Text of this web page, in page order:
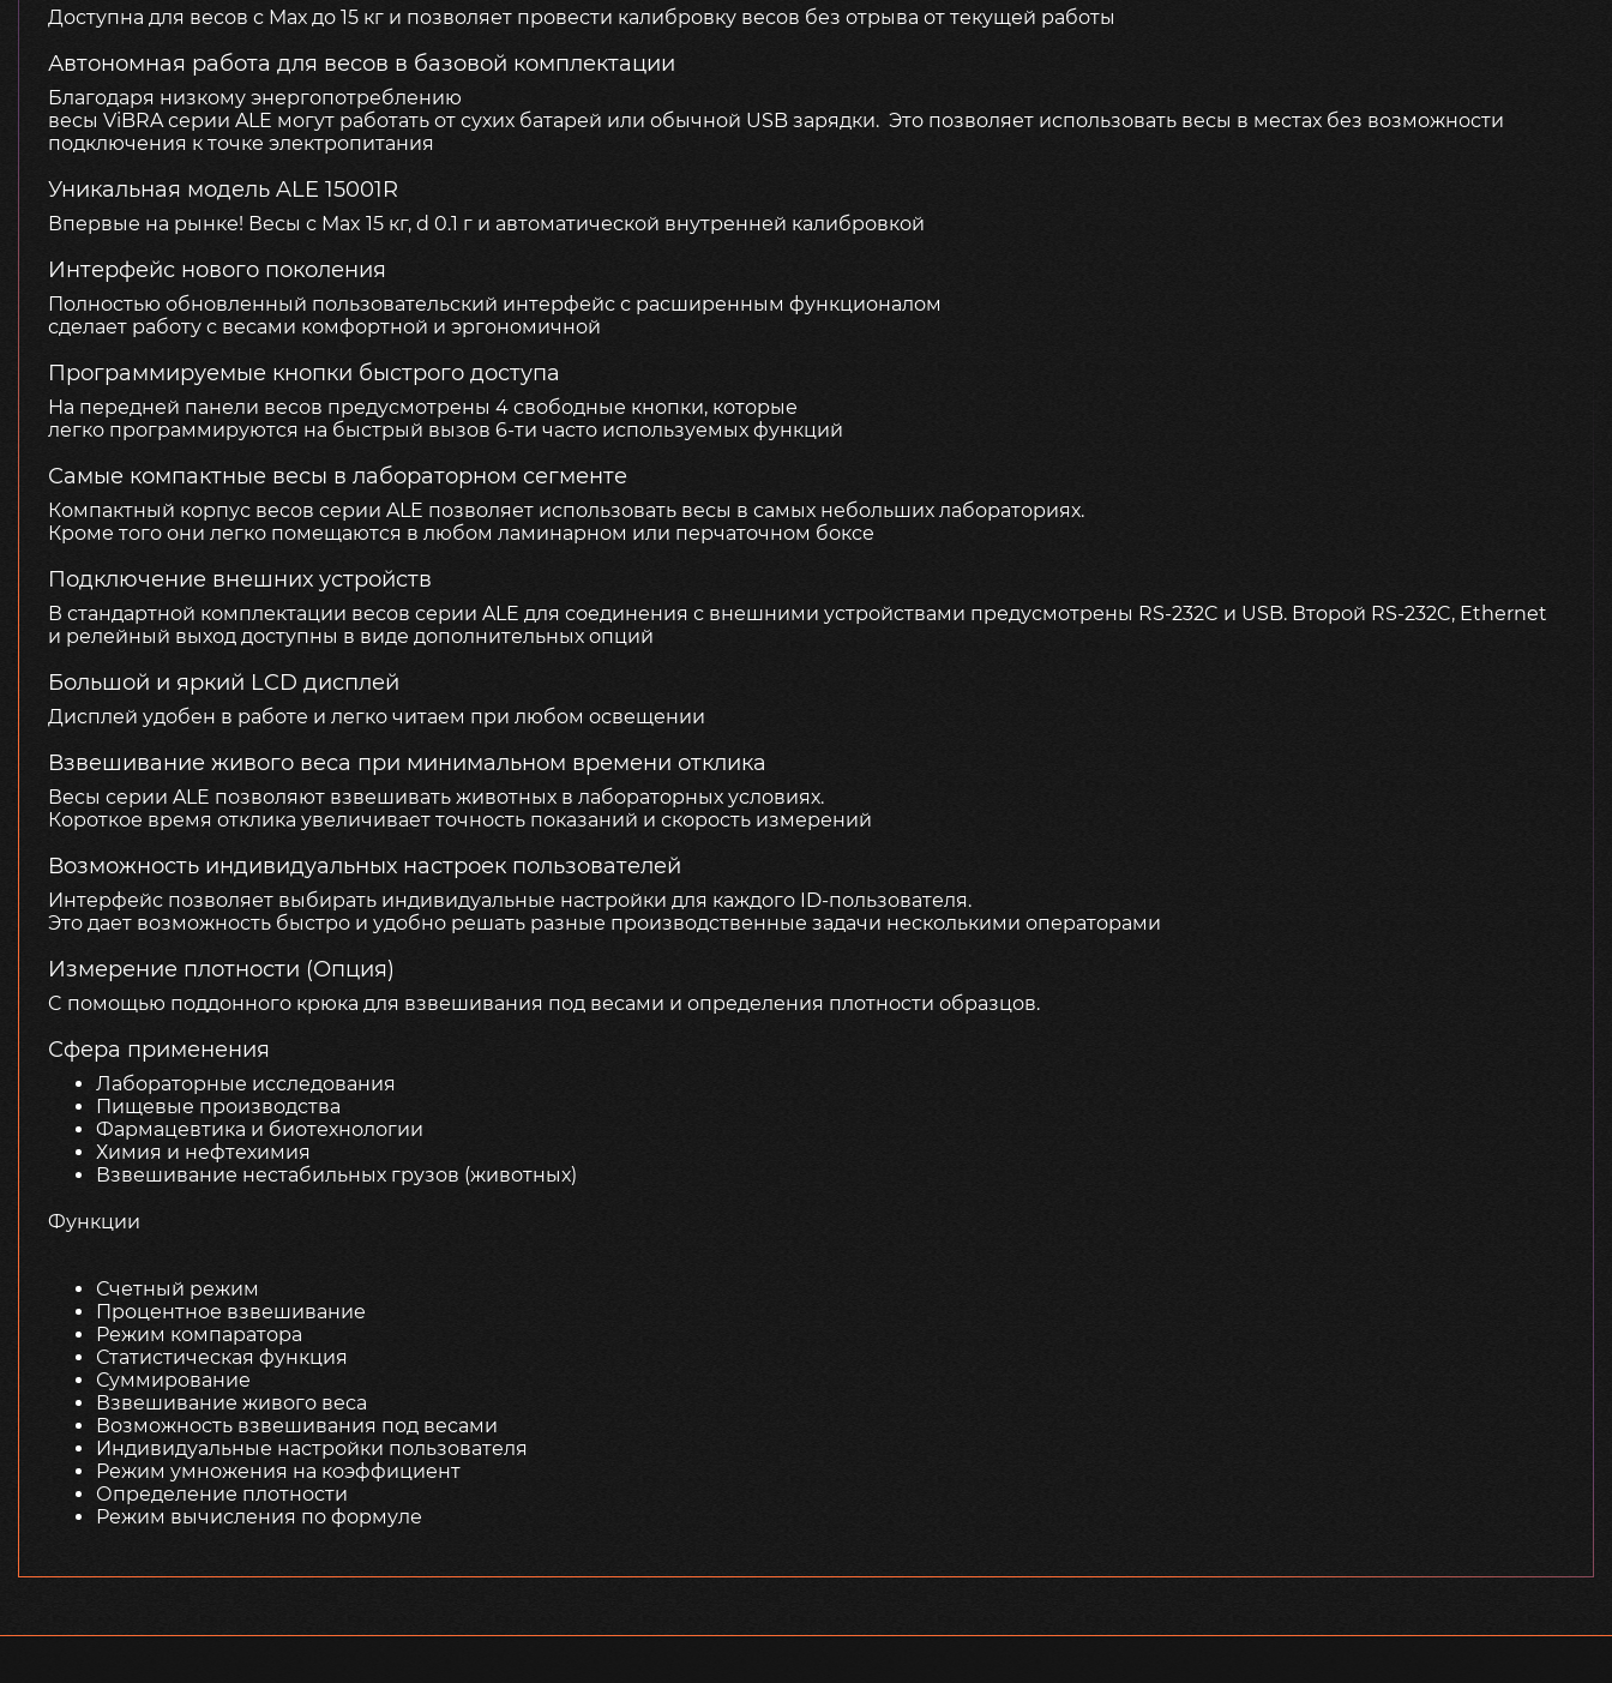
Доступна для весов с Mах до 15 кг и позволяет провести калибровку весов без отрыва от текущей работы
Автономная работа для весов в базовой комплектации
Благодаря низкому энергопотреблению
весы ViBRA серии ALE могут работать от сухих батарей или обычной USB зарядки. Это позволяет использовать весы в местах без возможности
подключения к точке электропитания
Уникальная модель ALE 15001R
Впервые на рынке! Весы с Max 15 кг, d 0.1 г и автоматической внутренней калибровкой
Интерфейс нового поколения
Полностью обновленный пользовательский интерфейс с расширенным функционалом
сделает работу с весами комфортной и эргономичной
Программируемые кнопки быстрого доступа
На передней панели весов предусмотрены 4 свободные кнопки, которые
легко программируются на быстрый вызов 6-ти часто используемых функций
Самые компактные весы в лабораторном сегменте
Компактный корпус весов серии ALE позволяет использовать весы в самых небольших лабораториях.
Кроме того они легко помещаются в любом ламинарном или перчаточном боксе
Подключение внешних устройств
В стандартной комплектации весов серии ALE для соединения с внешними устройствами предусмотрены RS-232C и USB. Второй RS-232C, Ethernet
и релейный выход доступны в виде дополнительных опций
Большой и яркий LCD дисплей
Дисплей удобен в работе и легко читаем при любом освещении
Взвешивание живого веса при минимальном времени отклика
Весы серии ALE позволяют взвешивать животных в лабораторных условиях.
Короткое время отклика увеличивает точность показаний и скорость измерений
Возможность индивидуальных настроек пользователей
Интерфейс позволяет выбирать индивидуальные настройки для каждого ID-пользователя.
Это дает возможность быстро и удобно решать разные производственные задачи несколькими операторами
Измерение плотности (Опция)
C помощью поддонного крюка для взвешивания под весами и определения плотности образцов.
Сфера применения
Лабораторные исследования
Пищевые производства
Фармацевтика и биотехнологии
Химия и нефтехимия
Взвешивание нестабильных грузов (животных)
Функции
Счетный режим
Процентное взвешивание
Режим компаратора
Статистическая функция
Суммирование
Взвешивание живого веса
Возможность взвешивания под весами
Индивидуальные настройки пользователя
Режим умножения на коэффициент
Определение плотности
Режим вычисления по формуле